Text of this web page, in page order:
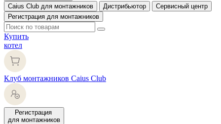
Caius Club для монтажников
Дистрибьютор
Сервисный центр
Регистрация для монтажников
Купить
котел
Клуб монтажников Caius Club
Регистрация
для монтажников